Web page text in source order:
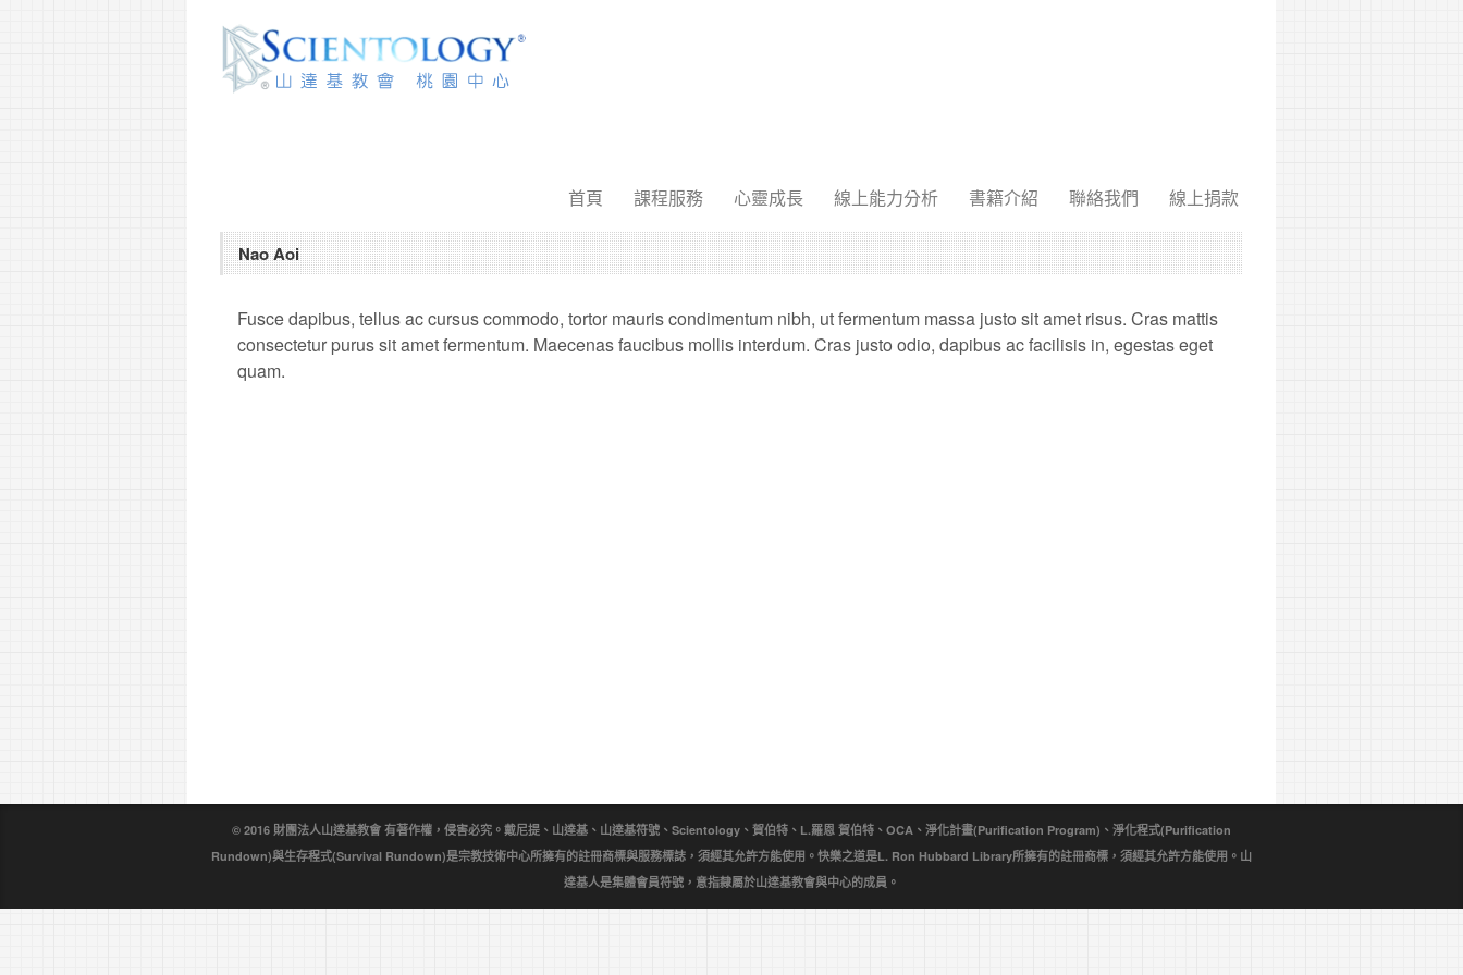
首頁 課程服務 心靈成長 線上能力分析 書籍介紹 聯絡我們 線上捐款
Nao Aoi
Fusce dapibus, tellus ac cursus commodo, tortor mauris condimentum nibh, ut fermentum massa justo sit amet risus. Cras mattis
consectetur purus sit amet fermentum. Maecenas faucibus mollis interdum. Cras justo odio, dapibus ac facilisis in, egestas eget
quam.
© 2016 財團法人山達基教會 有著作權，侵害必究。戴尼提、山達基、山達基符號、Scientology、賀伯特、L.羅恩 賀伯特、OCA、淨化計畫(Purification Program)、淨化程式(Purification
Rundown)與生存程式(Survival Rundown)是宗教技術中心所擁有的註冊商標與服務標誌，須經其允許方能使用。快樂之道是L. Ron Hubbard Library所擁有的註冊商標，須經其允許方能使用。山
達基人是集體會員符號，意指隸屬於山達基教會與中心的成員。